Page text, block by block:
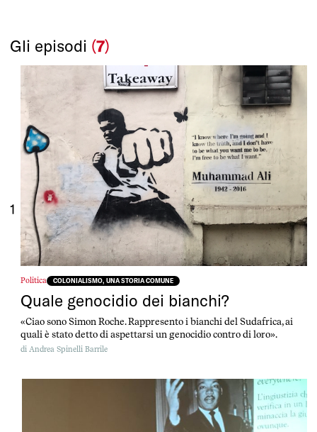
Gli episodi (7)
1
Politica COLONIALISMO, UNA STORIA COMUNE
Quale genocidio dei bianchi?
«Ciao sono Simon Roche. Rappresento i bianchi del Sudafrica, ai
quali è stato detto di aspettarsi un genocidio contro di loro».
di Andrea Spinelli Barrile